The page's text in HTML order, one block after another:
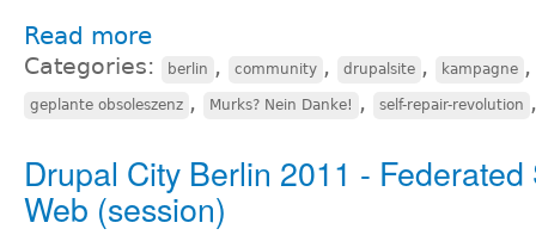
Read more
Categories: berlin , community , drupalsite , kampagne
geplante obsoleszenz , Murks? Nein Danke! , self-repair-revolution
Drupal City Berlin 2011 - Federated
Web (session)